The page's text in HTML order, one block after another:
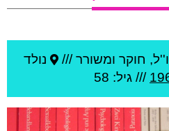
חוקר ומשורר ///
נולד
/// גיל: 58